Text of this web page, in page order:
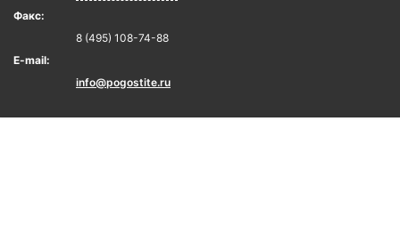
Факс:
8 (495) 108-74-88
E-mail:
info@pogostite.ru